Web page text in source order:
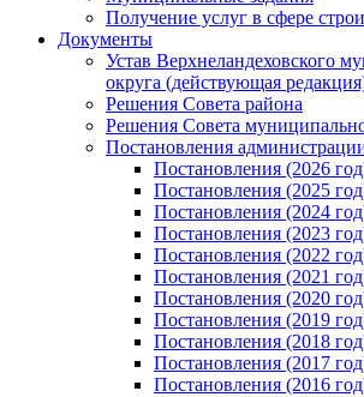
Получение услуг в сфере
Документы
Устав Верхнеландеховского
округа (действующая
Решения Совета района
Решения Совета
Постановления
Постановления (2026
Постановления (2025
Постановления (2024
Постановления (2023
Постановления (2022
Постановления (2021
Постановления (2020
Постановления (2019
Постановления (2018
Постановления (2017
Постановления (2016